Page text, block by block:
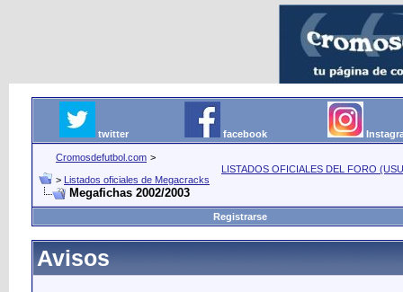
twitter facebook
Cromosdefutbol.com >
LISTADOS OFICIALES DEL FORO
> Listados oficiales de Megacracks
Megafichas 2002/2003
Registrarse
Avisos